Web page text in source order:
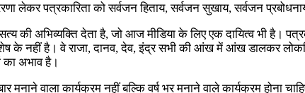
लेकर पत्रकारिता को सर्वजन हिताय, सर्वजन सुखाय, सर्वजन
की अभिव्यक्ति देता है, जो आज मीडिया के लिए एक दायित्व भी है।
के नहीं है। वे राजा, दानव, देव, इंद्र सभी की आंख में आंख डालकर
का अभाव है।
वाला कार्यक्रम नहीं बल्कि वर्ष भर मनाने वाले कार्यक्रम होना